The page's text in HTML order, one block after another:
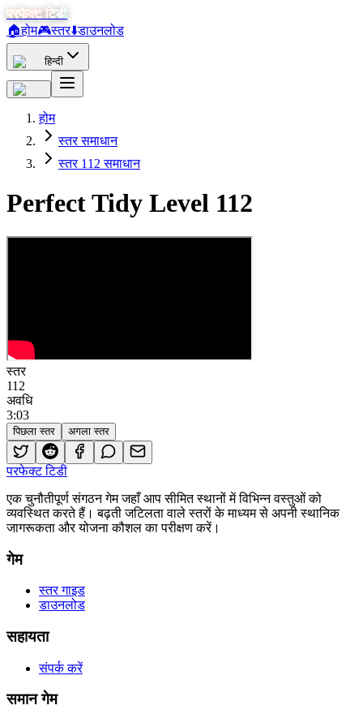
परफेक्ट टिडी
🏠होम🎮स्तर⬇️डाउनलोड
हिन्दी
होम
स्तर समाधान
स्तर 112 समाधान
Perfect Tidy Level 112
स्तर
112
अवधि
3:03
पिछला स्तर अगला स्तर
परफेक्ट टिडी
एक चुनौतीपूर्ण संगठन गेम जहाँ आप सीमित स्थानों में विभिन्न वस्तुओं को
व्यवस्थित करते हैं। बढ़ती जटिलता वाले स्तरों के माध्यम से अपनी स्थानिक
जागरूकता और योजना कौशल का परीक्षण करें।
गेम
स्तर गाइड
डाउनलोड
सहायता
संपर्क करें
समान गेम